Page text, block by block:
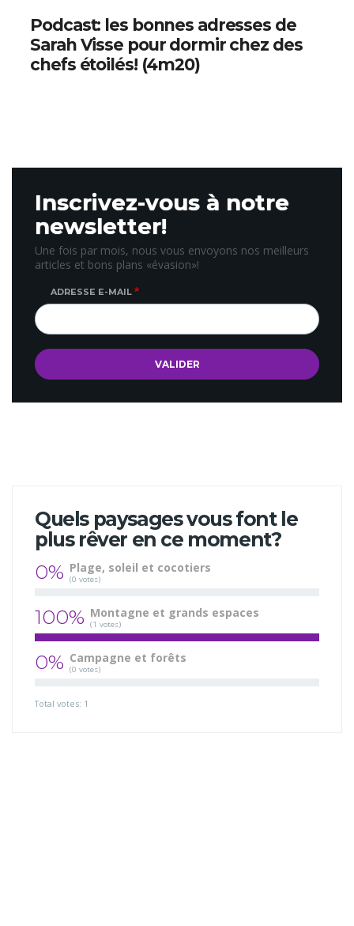
Podcast: les bonnes adresses de
Sarah Visse pour dormir chez des
chefs étoilés! (4m20)
Inscrivez-vous à notre
newsletter!
Une fois par mois, nous vous envoyons nos meilleurs
articles et bons plans «évasion»!
ADRESSE E-MAIL
Quels paysages vous font le
plus rêver en ce moment?
0% Plage, soleil et cocotiers
(0 votes)
100% Montagne et grands espaces
(1 votes)
0% Campagne et forêts
(0 votes)
Total votes: 1